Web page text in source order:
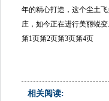
年的精心打造，这个尘土
庄，如今正在进行美丽蜕变
第1页第2页第3页第4页
相关阅读: